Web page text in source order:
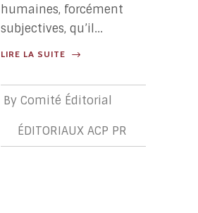
humaines, forcément
subjectives, qu’il...
LIRE LA SUITE
By Comité Éditorial
ÉDITORIAUX ACP PR